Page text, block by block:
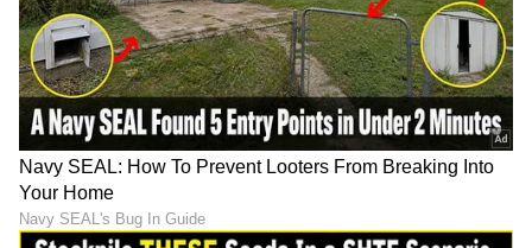
ಅದರಲ್ಲಿ ಧೂಮ (ಹೊಗೆ) ಹೆಚ್ಚಾಗಿ ಬರಲಾರಂಭಿಸಿದರೆ
ಅಥವಾ ಬಣ್ಣ ತುಂಬಾ ಗಾಢವಾದರೆ, ಅದನ್ನು ಮತ್ತೆ
ಬಳಸುವುದನ್ನು ತಪ್ಪಿಸಬೇಕು. ಬ್ರೆಡ್ ಮತ್ತು
ಸೋಸುವಿಕೆಯಂತಹ ಸುಲಭವಾದ ಟ್ರಿಕ್ಸ್‌ಗಳಿಂದ ಇದನ್ನು ಸ್ವಲ್ಪ
ಮಟ್ಟಿಗೆ ಸ್ವಚ್ಛಗೊಳಿಸಬಹುದು. ಆದರೆ ಆರೋಗ್ಯವನ್ನು
ಗಮನದಲ್ಲಿಟ್ಟುಕೊಂಡು ತುಂಬಾ ಹಳೆಯ ಅಥವಾ ಪದೇ ಪದೇ
ಕಾಯಿಸಿದ ಎಣ್ಣೆಯನ್ನು ಬಳಸುವುದನ್ನು ತಪ್ಪಿಸಬೇಕು. ಸುರಕ್ಷಿತ